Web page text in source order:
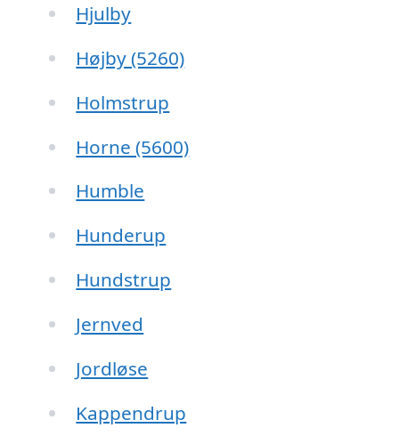
Hjulby
Højby (5260)
Holmstrup
Horne (5600)
Humble
Hunderup
Hundstrup
Jernved
Jordløse
Kappendrup